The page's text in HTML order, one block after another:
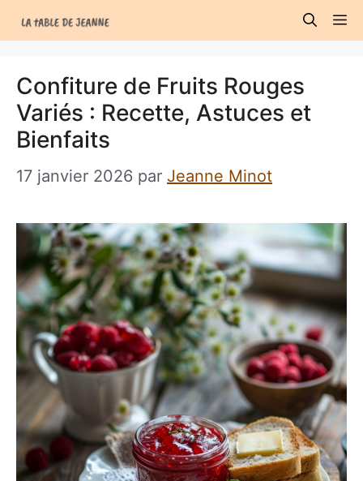
au
Confiture de Fruits Rouges
Variés : Recette, Astuces et
Bienfaits
17 janvier 2026 par Jeanne Minot